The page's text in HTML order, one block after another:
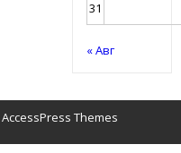
31
« Авг
AccessPress Themes